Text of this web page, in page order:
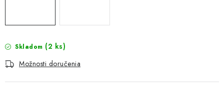
Skladom (2 ks)
Možnosti doručenia